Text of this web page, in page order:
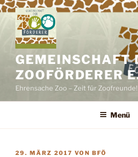
Zum
Inhalt
springen
GEMEINSCHAFT
ZOOFÖRDERER
Ehrensache Zoo – Zeit für Zoofreunde!
Menü
VERÖFFENTLICHT
29. MÄRZ 2017 VON BFÖ